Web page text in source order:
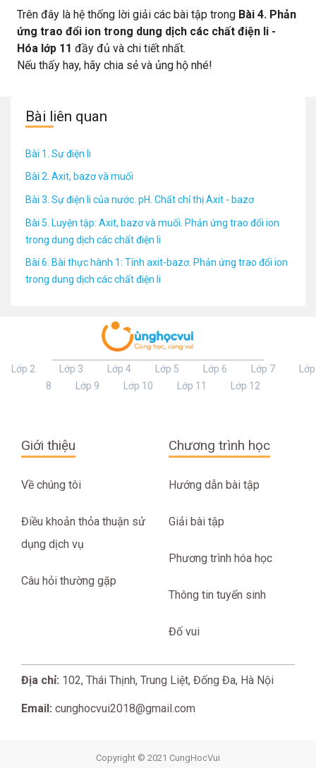
QUÁ TRÌNH TÌM HIỂU PHƯƠNG PHÁP GIẢI. NHẬN THẤY ĐƯỢC
ĐIỀU ĐÓ, CHÚNG TÔI ĐÃ SOẠN LÊN BÀI GIẢNG NÀY VỚ
Trên đây là hệ thống lời giải các bài tập trong Bài 4. Phản
ứng trao đổi ion trong dung dịch các chất điện li -
Hóa lớp 11 đầy đủ và chi tiết nhất.
Nếu thấy hay, hãy chia sẻ và ủng hộ nhé!
Bài liên quan
Bài 1. Sự điện li
Bài 2. Axit, bazơ và muối
Bài 3. Sự điện li của nước. pH. Chất chỉ thị Axit - bazơ
Bài 5. Luyện tập: Axit, bazơ và muối. Phản ứng trao đổi ion
trong dung dịch các chất điện li
Bài 6. Bài thực hành 1: Tính axit-bazơ. Phản ứng trao đổi ion
trong dung dịch các chất điện li
Lớp 2 Lớp 3 Lớp 4 Lớp 5 Lớp 6 Lớp 7
Lớp
8
Lớp 9 Lớp 10 Lớp 11 Lớp 12
Giới thiệu
Về chúng tôi
Điều khoản thỏa thuận sử
dụng dịch vụ
Câu hỏi thường gặp
Chương trình học
Hướng dẫn bài tập
Giải bài tập
Phương trình hóa học
Thông tin tuyển sinh
Đố vui
Địa chỉ: 102, Thái Thịnh, Trung Liệt, Đống Đa, Hà Nội
Email: cunghocvui2018@gmail.com
Copyright © 2021 CungHocVui